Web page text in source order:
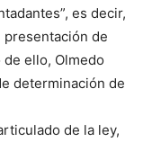
es decir,
presentación de
ello, Olmedo
determinación de
de la ley,